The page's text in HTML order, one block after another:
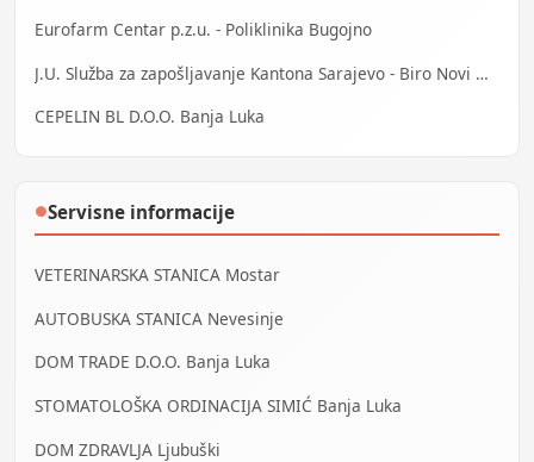
Eurofarm Centar p.z.u. - Poliklinika Bugojno
J.U. Služba za zapošljavanje Kantona Sarajevo - Biro Novi Grad
CEPELIN BL D.O.O. Banja Luka
●Servisne informacije
VETERINARSKA STANICA Mostar
AUTOBUSKA STANICA Nevesinje
DOM TRADE D.O.O. Banja Luka
STOMATOLOŠKA ORDINACIJA SIMIĆ Banja Luka
DOM ZDRAVLJA Ljubuški